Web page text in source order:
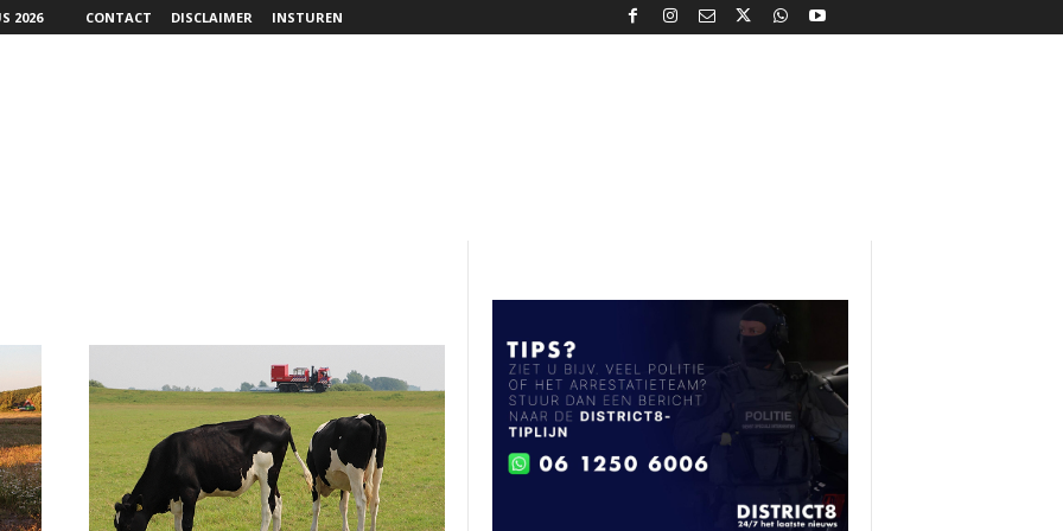
2026 CONTACT DISCLAIMER INSTUREN